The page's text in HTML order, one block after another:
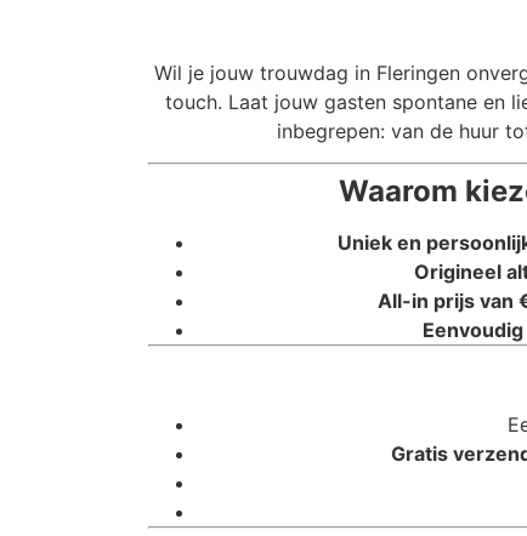
Wil je jouw trouwdag in Fleringen
touch. Laat jouw gasten spontane en
inbegrepen: van de huur
Waarom
Uniek en
Origineel
All-in prijs van
Gratis